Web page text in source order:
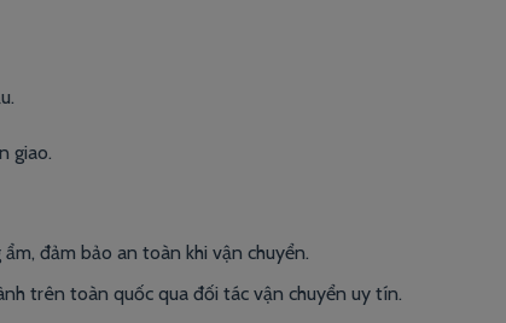
giao.
đảm bảo an toàn khi vận chuyển.
trên toàn quốc qua đối tác vận chuyển uy tín.